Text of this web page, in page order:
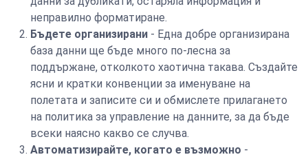
неправилно форматиране.
Бъдете организирани - Една добре организирана
база данни ще бъде много по-лесна за
поддържане, отколкото хаотична такава. Създайте
ясни и кратки конвенции за именуване на
полетата и записите си и обмислете прилагането
на политика за управление на данните, за да бъде
всеки наясно какво се случва.
Автоматизирайте, когато е възможно -